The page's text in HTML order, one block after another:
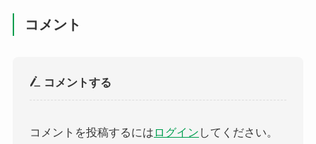
コメント
コメントする
コメントを投稿するには ログイン してください。